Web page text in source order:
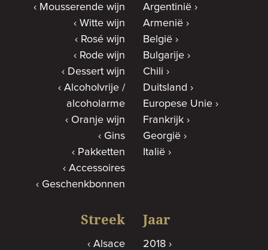
Mousserende wijn
Witte wijn
Rosé wijn
Rode wijn
Dessert wijn
Alcoholvrije /
alcoholarme
Oranje wijn
Gins
Pakketten
Accessoires
Geschenkbonnen
Argentinië
Armenië
België
Bulgarije
Chili
Duitsland
Europese Unie
Frankrijk
Georgië
Italië
Streek
Alsace
Jaar
2018